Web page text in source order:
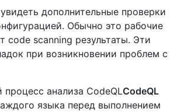
дополнительные проверки
Обычно это рабочие
code scanning результаты. Эти
при возникновении проблем с
анализа CodeQLCodeQL
языка перед выполнением